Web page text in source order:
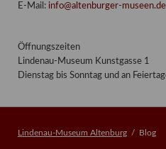
E-Mail: info@altenburger-museen.de
Öffnungszeiten
Lindenau-Museum Kunstgasse 1
Dienstag bis Sonntag und an
Lindenau-Museum Altenburg Blog